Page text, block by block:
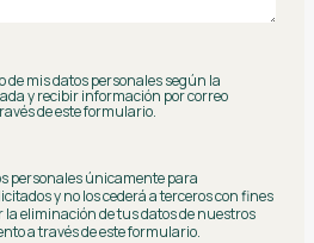
mis datos personales según la
y recibir información por correo
de este formulario.
personales únicamente para
y no los cederá a terceros con fines
eliminación de tus datos de nuestros
a través de este formulario.